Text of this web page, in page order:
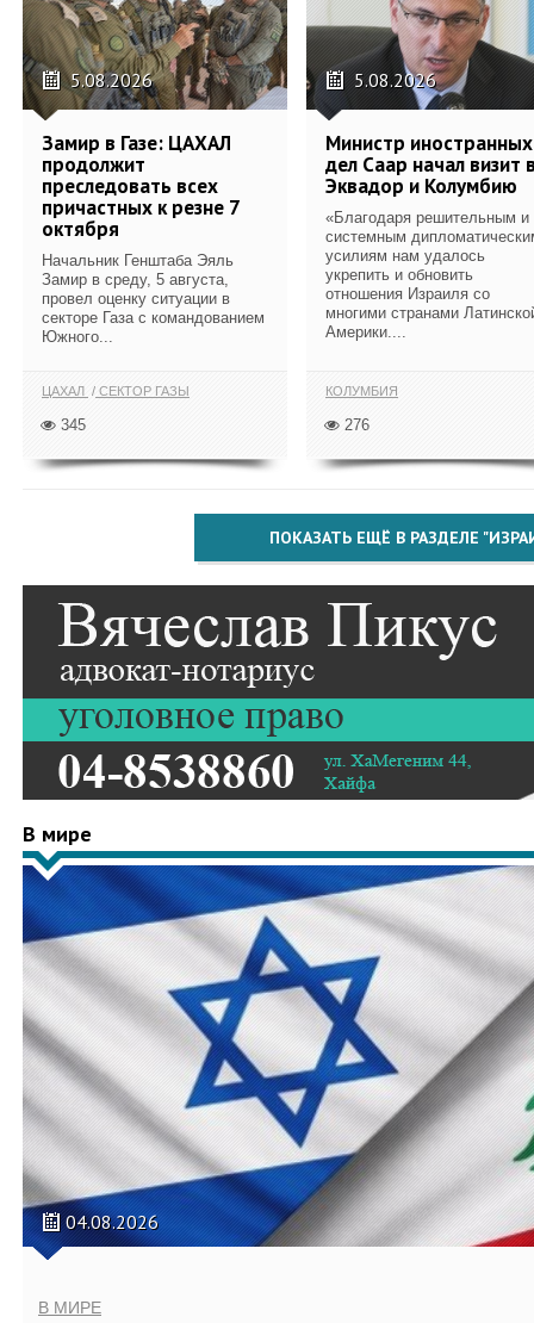
5.08.2026
Замир в Газе: ЦАХАЛ
продолжит
преследовать всех
причастных к резне 7
октября
Начальник Генштаба Эяль
Замир в среду, 5 августа,
провел оценку ситуации в
секторе Газа с командованием
Южного...
ЦАХАЛ СЕКТОР ГАЗЫ
345
5.08.2026
Министр иностранных
дел Саар начал визит
Эквадор и Колумбию
«Благодаря решительным и
системным
усилиям нам удалось
укрепить и обновить
отношения Израиля со
многими странами
Америки....
КОЛУМБИЯ
276
ПОКАЗАТЬ ЕЩЁ В РАЗДЕЛЕ
В мире
04.08.2026
В МИРЕ